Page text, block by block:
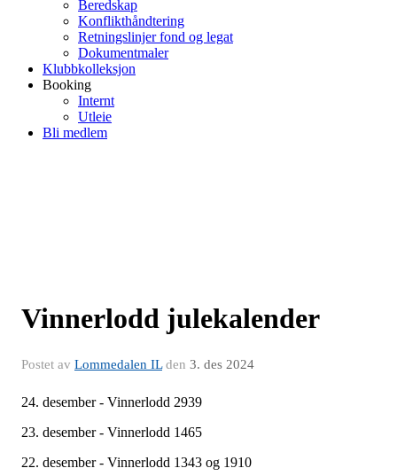
Beredskap
Konflikthåndtering
Retningslinjer fond og legat
Dokumentmaler
Klubbkolleksjon
Booking
Internt
Utleie
Bli medlem
Vinnerlodd julekalender
Postet av Lommedalen ILden 3. des 2024
24. desember - Vinnerlodd 2939
23. desember - Vinnerlodd 1465
22. desember - Vinnerlodd 1343 og 1910